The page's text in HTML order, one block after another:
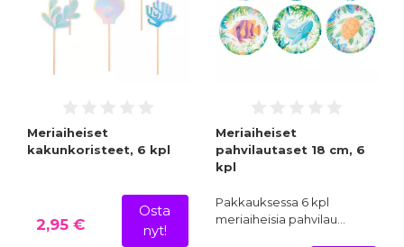
Meriaiheiset
kakunkoristeet, 6 kpl
2,95 €
Osta
nyt!
Meriaiheiset
pahvilautaset 18 cm, 6
kpl
Pakkauksessa 6 kpl
meriaiheisia pahvilau…